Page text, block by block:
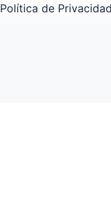
Política de